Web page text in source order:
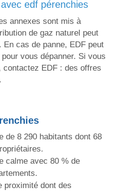
edf pérenchies
annexes sont mis à
de gaz naturel peut
cas de panne, EDF peut
vous dépanner. Si vous
EDF : des offres
de 8 290 habitants dont 68
calme avec 80 % de
proximité dont des